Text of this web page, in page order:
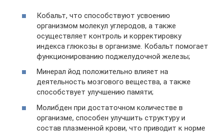
Кобальт, что способствуют усвоению
организмом молекул углеродов, а также
осуществляет контроль и корректировку
индекса глюкозы в организме. Кобальт помогает
функционированию поджелудочной железы;
Минерал йод положительно влияет на
деятельность мозгового вещества, а также
способствует улучшению памяти;
Молибден при достаточном количестве в
организме, способен улучшить структуру и
состав плазменной крови, что приводит к норме